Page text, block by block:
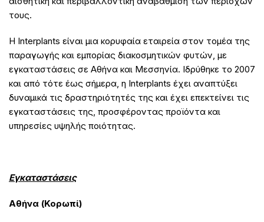
τους.
Η Interplants είναι μια κορυφαία εταιρεία στον τομέα της
παραγωγής και εμπορίας διακοσμητικών φυτών, με
εγκαταστάσεις σε Αθήνα και Μεσσηνία. Ιδρύθηκε το 2007
και από τότε έως σήμερα, η Interplants έχει αναπτύξει
δυναμικά τις δραστηριότητές της και έχει επεκτείνει τις
εγκαταστάσεις της, προσφέροντας προϊόντα και
υπηρεσίες υψηλής ποιότητας.
Εγκαταστάσεις
Αθήνα (Κορωπί)